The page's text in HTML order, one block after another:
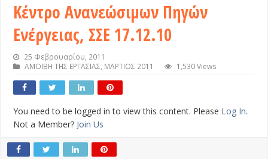
Κέντρο Ανανεώσιμων Πηγών
Ενέργειας, ΣΣΕ 17.12.10
25 Φεβρουαρίου, 2011
ΑΜΟΙΒΗ ΤΗΣ ΕΡΓΑΣΙΑΣ, ΜΑΡΤΙΟΣ 2011 1,530 Views
You need to be logged in to view this content. Please Log In.
Not a Member? Join Us